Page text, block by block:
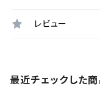
レビュー
最近チェックした